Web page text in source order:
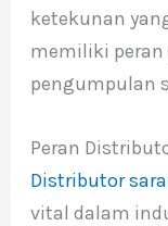
ketekunan
memiliki
pengumpulan
Peran
Distributor
vital dalam